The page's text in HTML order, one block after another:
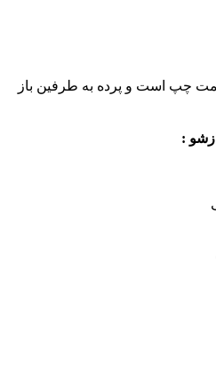
چپ است و پرده به طرفین باز
: